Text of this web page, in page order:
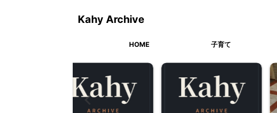
Kahy Archive
HOME 子育て